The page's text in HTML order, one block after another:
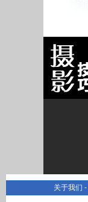
关于我们 -